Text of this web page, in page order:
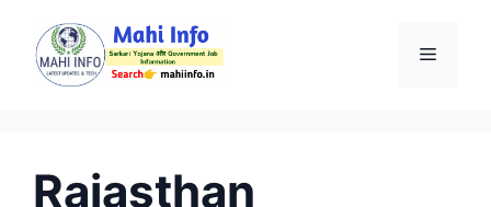
content
Menu
Rajasthan